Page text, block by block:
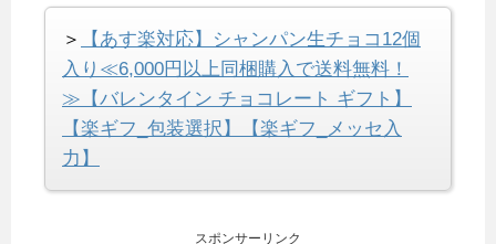
＞
【あす楽対応】シャンパン生チョコ12個
入り≪6,000円以上同梱購入で送料無料！
≫【バレンタイン チョコレート ギフト】
【楽ギフ_包装選択】【楽ギフ_メッセ入
力】
スポンサーリンク